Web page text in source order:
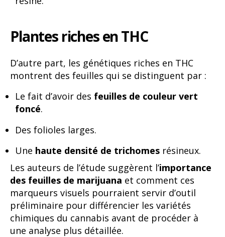
Plantes riches en THC
D’autre part, les génétiques riches en THC
montrent des feuilles qui se distinguent par :
Le fait d’avoir des feuilles de couleur vert
foncé.
Des folioles larges.
Une haute densité de trichomes résineux.
Les auteurs de l’étude suggèrent l’importance
des feuilles de marijuana et comment ces
marqueurs visuels pourraient servir d’outil
préliminaire pour différencier les variétés
chimiques du cannabis avant de procéder à
une analyse plus détaillée.